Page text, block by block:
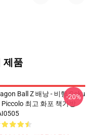
제품
Ball Z 배낭 - 비행 Goku
Piccolo 최고 화포 책가방
-20%